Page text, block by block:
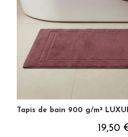
Tapis de bain 900 g/m²
19,50